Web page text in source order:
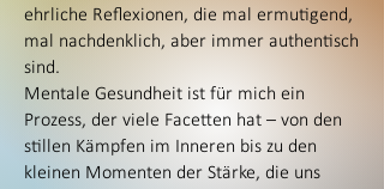
ehrliche Reflexionen, die mal ermutigend,
mal nachdenklich, aber immer authentisch
sind.
Mentale Gesundheit ist für mich ein
Prozess, der viele Facetten hat – von den
stillen Kämpfen im Inneren bis zu den
kleinen Momenten der Stärke, die uns